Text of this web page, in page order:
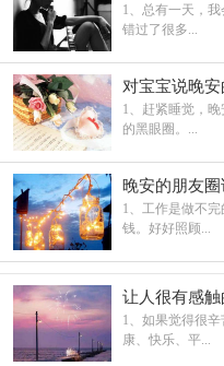
错过
1、总有一天，
错过了很多...
对宝宝说晚
的重启方式呀
1、赶紧睡觉，
的黑眼圈。...
晚安的朋友
过得很充实
1、工作是做不
钱。好好照顾...
让人很有感
关掉
1、如果觉得很
康、快乐、平...